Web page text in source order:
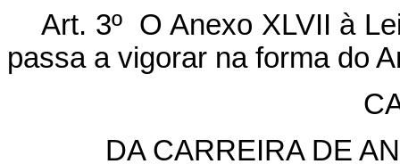
Art. 3º O Anexo XLVII à
passa a vigorar na forma do
DA CARREIRA DE